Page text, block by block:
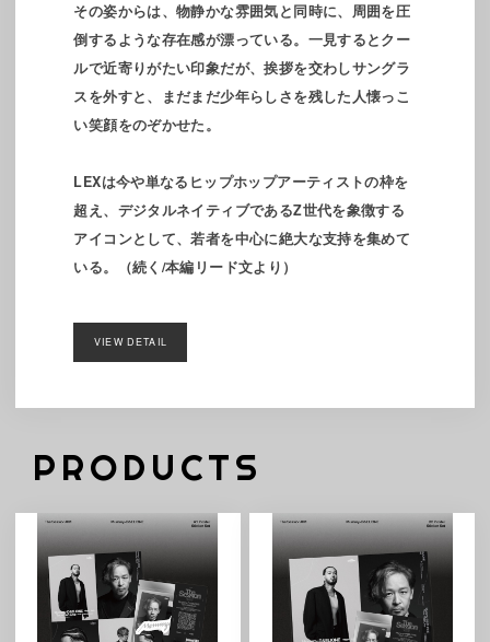
その姿からは、物静かな雰囲気と同時に、周囲を圧
倒するような存在感が漂っている。一見するとクー
ルで近寄りがたい印象だが、挨拶を交わしサングラ
スを外すと、まだまだ少年らしさを残した人懐っこ
い笑顔をのぞかせた。
LEXは今や単なるヒップホップアーティストの枠を
超え、デジタルネイティブであるZ世代を象徴する
アイコンとして、若者を中心に絶大な支持を集めて
いる。（続く/本編リード文より）
VIEW DETAIL
PRODUCTS